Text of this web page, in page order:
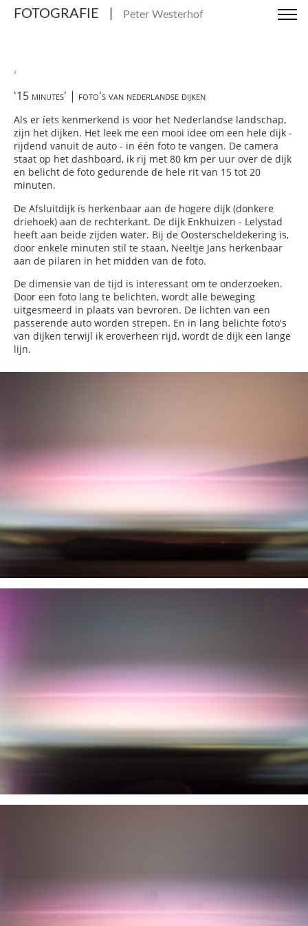
FOTOGRAFIE Peter Westerhof
‹
'15 minutes' | foto's van nederlandse dijken
Als er íets kenmerkend is voor het Nederlandse landschap,
zijn het dijken. Het leek me een mooi idee om een hele dijk -
rijdend vanuit de auto - in één foto te vangen. De camera
staat op het dashboard, ik rij met 80 km per uur over de dijk
en belicht de foto gedurende de hele rit van 15 tot 20
minuten.
De Afsluitdijk is herkenbaar aan de hogere dijk (donkere
driehoek) aan de rechterkant. De dijk Enkhuizen - Lelystad
heeft aan beide zijden water. Bij de Oosterscheldekering is,
door enkele minuten stil te staan, Neeltje Jans herkenbaar
aan de pilaren in het midden van de foto.
De dimensie van de tijd is interessant om te onderzoeken.
Door een foto lang te belichten, wordt alle beweging
uitgesmeerd in plaats van bevroren. De lichten van een
passerende auto worden strepen. En in lang belichte foto's
van dijken terwijl ik eroverheen rijd, wordt de dijk een lange
lijn.